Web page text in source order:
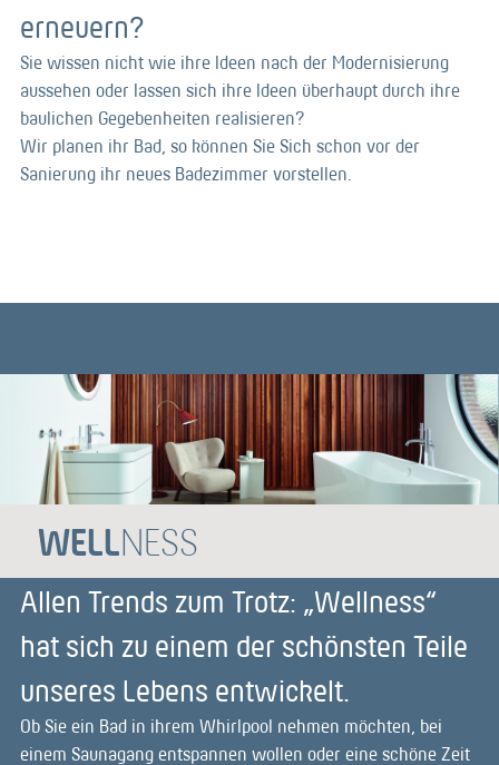
erneuern?
Sie wissen nicht wie ihre Ideen nach der Modernisierung
aussehen oder lassen sich ihre Ideen überhaupt durch ihre
baulichen Gegebenheiten realisieren?
Wir planen ihr Bad, so können Sie Sich schon vor der
Sanierung ihr neues Badezimmer vorstellen.
WELLNESS
Allen Trends zum Trotz: „Wellness“
hat sich zu einem der schönsten Teile
unseres Lebens entwickelt.
Ob Sie ein Bad in ihrem Whirlpool nehmen möchten, bei
einem Saunagang entspannen wollen oder eine schöne Zeit